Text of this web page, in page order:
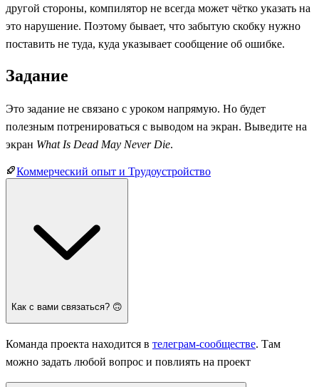
другой стороны, компилятор не всегда может чётко указать на
это нарушение. Поэтому бывает, что забытую скобку нужно
поставить не туда, куда указывает сообщение об ошибке.
Задание
Это задание не связано с уроком напрямую. Но будет
полезным потренироваться с выводом на экран. Выведите на
экран What Is Dead May Never Die.
Коммерческий опыт и Трудоустройство
Как с вами связаться? 🙃
Команда проекта находится в телеграм-сообществе. Там
можно задать любой вопрос и повлиять на проект